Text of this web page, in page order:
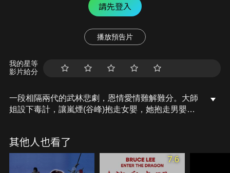
請先登入
播放預告片
我的星等
影片給分
一段相隔兩代的武林悲劇，恩情愛情難解難分。大師
姐設下毒計，讓嵐煙(谷峰)抱走女嬰，她抱走男嬰，
妹(何莉莉及高遠)重聚，掀起江湖風雨，一場武林悲
劇即將發生…
其他人也看了
7.6